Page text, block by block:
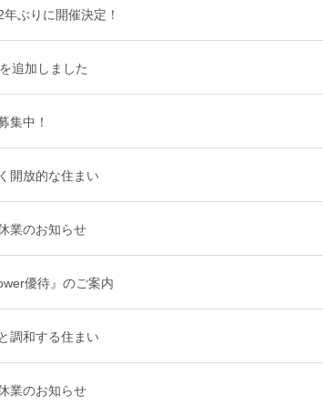
ぶりに開催決定！
追加しました
集中！
開放的な住まい
業のお知らせ
優待』のご案内
調和する住まい
業のお知らせ